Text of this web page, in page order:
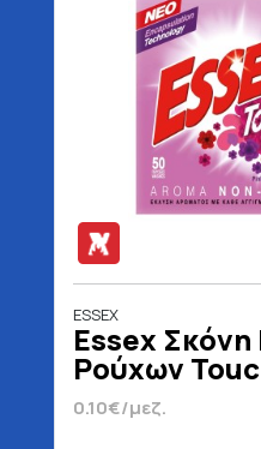
ESSEX
Essex
Ρούχων
Μεζούρες 2.4
0.10€/μεζ.